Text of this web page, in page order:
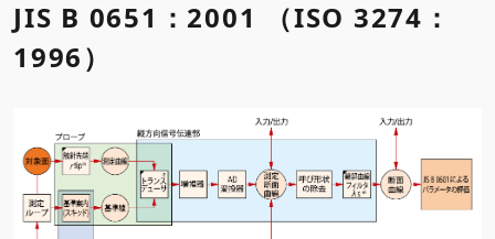
JIS B 0651：2001 （ISO 3274：
1996）